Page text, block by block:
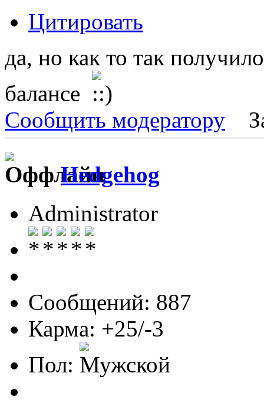
Цитировать
да, но как то так
балансе
Сообщить модератору
Hedgehog
Administrator
Сообщений: 887
Карма: +25/-3
Пол: